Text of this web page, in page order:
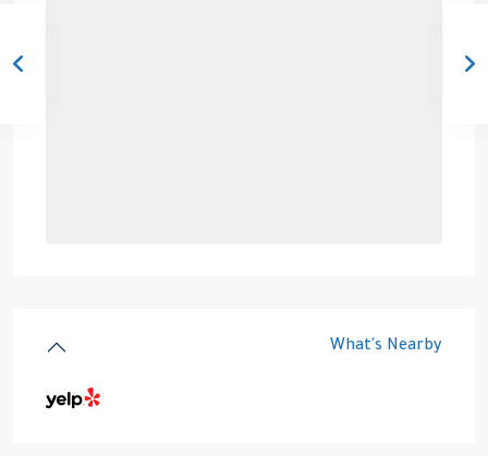
What's Nearby